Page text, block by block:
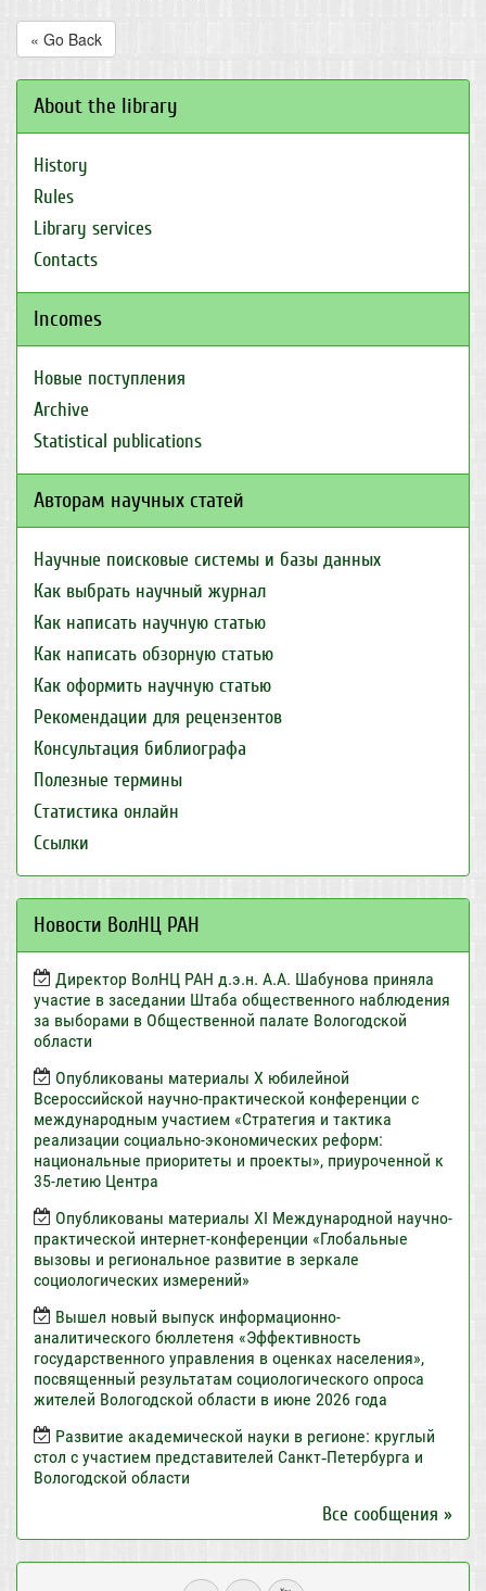
« Go Back
About the library
History
Rules
Library services
Contacts
Incomes
Новые поступления
Archive
Statistical publications
Авторам научных статей
Научные поисковые системы и базы данных
Как выбрать научный журнал
Как написать научную статью
Как написать обзорную статью
Как оформить научную статью
Рекомендации для рецензентов
Консультация библиографа
Полезные термины
Статистика онлайн
Ссылки
Новости ВолНЦ РАН
Директор ВолНЦ РАН д.э.н. А.А. Шабунова приняла
участие в заседании Штаба общественного наблюдения
за выборами в Общественной палате Вологодской
области
Опубликованы материалы X юбилейной
Всероссийской научно-практической конференции с
международным участием «Стратегия и тактика
реализации социально-экономических реформ:
национальные приоритеты и проекты», приуроченной к
35-летию Центра
Опубликованы материалы XI Международной научно-
практической интернет-конференции «Глобальные
вызовы и региональное развитие в зеркале
социологических измерений»
Вышел новый выпуск информационно-
аналитического бюллетеня «Эффективность
государственного управления в оценках населения»,
посвященный результатам социологического опроса
жителей Вологодской области в июне 2026 года
Развитие академической науки в регионе: круглый
стол с участием представителей Санкт‑Петербурга и
Вологодской области
Все сообщения »